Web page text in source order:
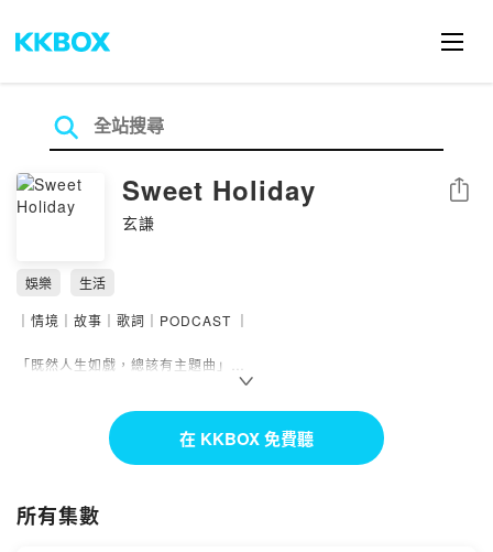
Sweet Holiday
玄謙
分享
娛樂
生活
｜情境｜故事｜歌詞｜PODCAST ｜
「既然人生如戲，總該有主題曲」
我們深信，必定能找到一首歌來呼應故事
各大podcast平台也能收聽
FB.IG 搜尋 Sweet Holiday 2022
在 KKBOX 免費聽
所有集數